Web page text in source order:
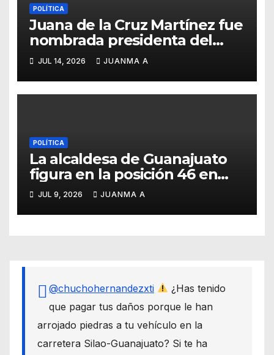
POLÍTICA
Juana de la Cruz Martínez fue
nombrada presidenta del
PAN en Guanajuato
JUL 14, 2026 JUANMA A
POLÍTICA
La alcaldesa de Guanajuato
figura en la posición 46 en
ranking nacional
JUL 9, 2026 JUANMA A
@chuchohernandezxti
¿Has tenido
que pagar tus daños porque le han
arrojado piedras a tu vehículo en la
carretera Silao-Guanajuato? Si te ha